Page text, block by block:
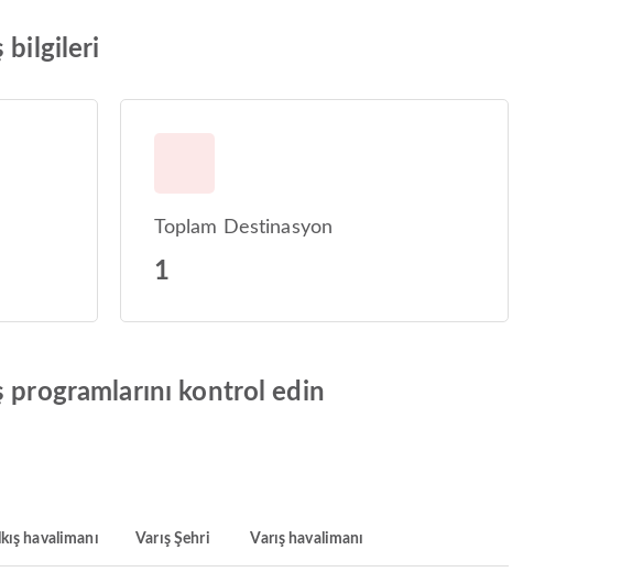
bilgileri
Toplam Destinasyon
1
programlarını kontrol edin
havalimanı Varış Şehri Varış havalimanı